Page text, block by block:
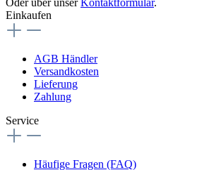
Einkaufen
AGB Händler
Versandkosten
Lieferung
Zahlung
Service
Häufige Fragen (FAQ)